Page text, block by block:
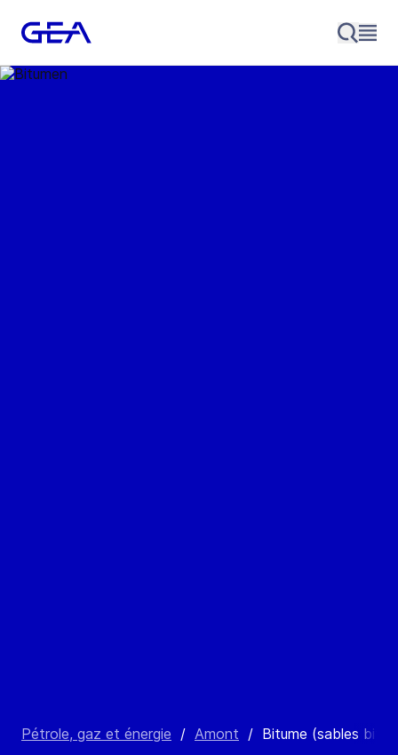
Pétrole, gaz et énergie / Amont / Bitume (sables